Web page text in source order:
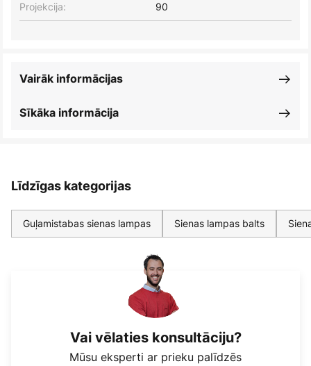
Projekcija: 90
Sīkāka informācija
Vairāk informācijas
Līdzīgas kategorijas
Guļamistabas sienas lampas Sienas lampas balts
Vai vēlaties konsultāciju?
Mūsu eksperti ar prieku palīdzēs